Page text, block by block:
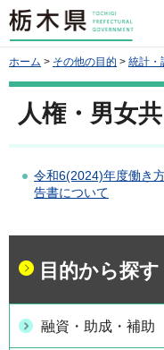
栃木県
ホーム > その他の目的 > 統計・
人権・男女
令和6(2024)年度働き
告書について
目的から探す
融資・助成・補助